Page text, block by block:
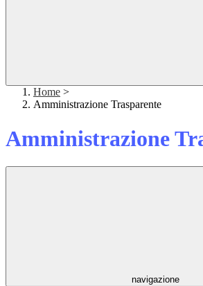
Home >
Amministrazione Trasparente
Amministrazione
navigazione